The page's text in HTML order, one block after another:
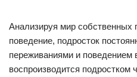
Анализируя мир собственных
поведение, подросток
переживаниями и
воспроизводится подростком